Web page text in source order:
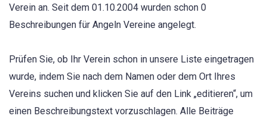
Verein an. Seit dem 01.10.2004 wurden schon 0
Beschreibungen für Angeln Vereine angelegt.
Prüfen Sie, ob Ihr Verein schon in unsere Liste eingetragen
wurde, indem Sie nach dem Namen oder dem Ort Ihres
Vereins suchen und klicken Sie auf den Link „editieren“, um
einen Beschreibungstext vorzuschlagen. Alle Beiträge